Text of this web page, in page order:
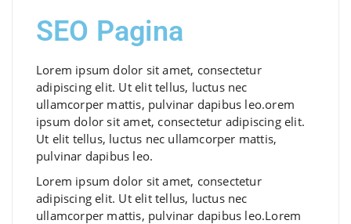
SEO Pagina
Lorem ipsum dolor sit amet, consectetur
adipiscing elit. Ut elit tellus, luctus nec
ullamcorper mattis, pulvinar dapibus leo.orem
ipsum dolor sit amet, consectetur adipiscing elit.
Ut elit tellus, luctus nec ullamcorper mattis,
pulvinar dapibus leo.
Lorem ipsum dolor sit amet, consectetur
adipiscing elit. Ut elit tellus, luctus nec
ullamcorper mattis, pulvinar dapibus leo.Lorem